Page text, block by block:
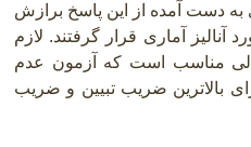
دست آمده از این پاسخ برازش
آماری قرار گرفتند. لازم
مناسب است که آزمون عدم
بالاترین ضریب تبیین و ضریب